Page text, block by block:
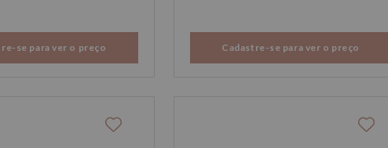
se para ver o preço Cadastre-se para ver o preço